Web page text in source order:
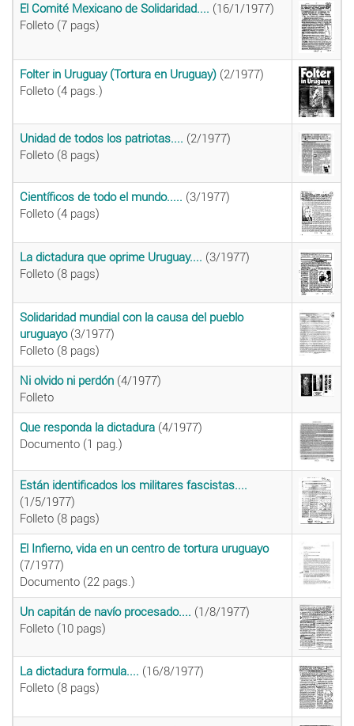
El Comité Mexicano de Solidaridad.... (16/1/1977)
Folleto (7 pags)
Folter in Uruguay (Tortura en Uruguay) (2/1977)
Folleto (4 pags.)
Unidad de todos los patriotas.... (2/1977)
Folleto (8 pags)
Científicos de todo el mundo..... (3/1977)
Folleto (4 pags)
La dictadura que oprime Uruguay.... (3/1977)
Folleto (8 pags)
Solidaridad mundial con la causa del pueblo
uruguayo(3/1977)
Folleto (8 pags)
Ni olvido ni perdón (4/1977)
Folleto
Que responda la dictadura (4/1977)
Documento (1 pag.)
Están identificados los militares fascistas....
(1/5/1977)
Folleto (8 pags)
El Infierno, vida en un centro de tortura uruguayo
(7/1977)
Documento (22 pags.)
Un capitán de navío procesado.... (1/8/1977)
Folleto (10 pags)
La dictadura formula.... (16/8/1977)
Folleto (8 pags)